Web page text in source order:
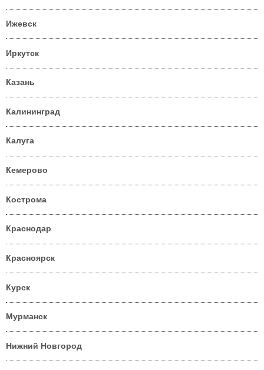
Ижевск
Иркутск
Казань
Калининград
Калуга
Кемерово
Кострома
Краснодар
Красноярск
Курск
Мурманск
Нижний Новгород